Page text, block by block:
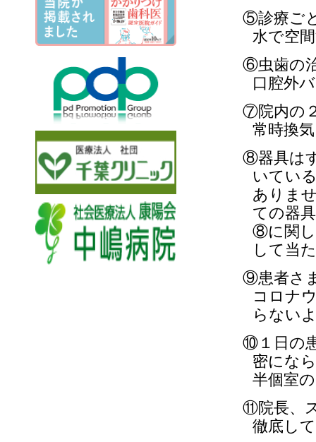
⑤診療ご
水で空
⑥虫歯の
口腔外
⑦院内の
常時換
⑧器具は
いてい
ありま
ての器
⑧に関し
して当
⑨患者さ
コロナ
らない
⑩１日の
密にな
半個室
⑪院長、
徹底し